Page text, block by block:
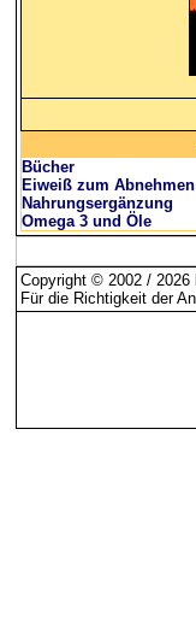
Bücher
Eiweiß zum Abnehmen
Nahrungsergänzung
Omega 3 und Öle
Copyright © 2002 / 2026
Für die Richtigkeit der